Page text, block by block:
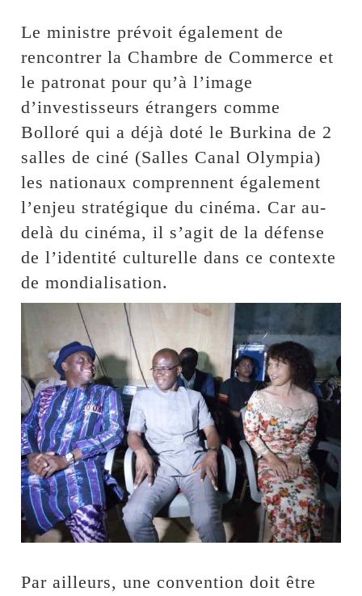
Le ministre prévoit également de
rencontrer la Chambre de Commerce et
le patronat pour qu’à l’image
d’investisseurs étrangers comme
Bolloré qui a déjà doté le Burkina de 2
salles de ciné (Salles Canal Olympia)
les nationaux comprennent également
l’enjeu stratégique du cinéma. Car au-
delà du cinéma, il s’agit de la défense
de l’identité culturelle dans ce contexte
de mondialisation.
Par ailleurs, une convention doit être